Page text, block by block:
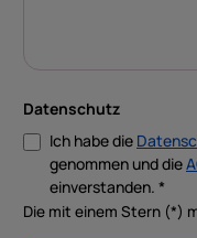
Datenschutz
Ich habe die
genommen und die
einverstanden. *
Die mit einem Stern (*)